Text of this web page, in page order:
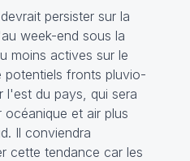
persister sur la
week-end sous la
moins actives sur le
potentiels fronts pluvio-
l'est du pays, qui sera
océanique et air plus
Il conviendra
cette tendance car les